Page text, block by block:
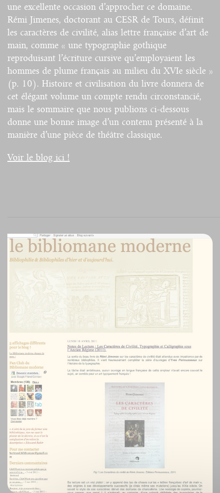
une excellente occasion d’approcher ce domaine.
Rémi Jimenes, doctorant au CESR de Tours, définit
les caractères de civilité, alias lettre française d’art de
main, comme « une typographie gothique
reproduisant l’écriture cursive qu’employaient les
hommes de plume français au milieu du XVIe siècle »
(p. 10). Histoire et civilisation du livre donnera de
cet élégant volume un compte rendu circonstancié,
mais le sommaire que nous publions ci-dessous
donne une bonne image d’un contenu présenté à la
manière d’une pièce de théâtre classique.
Voir le blog ici !